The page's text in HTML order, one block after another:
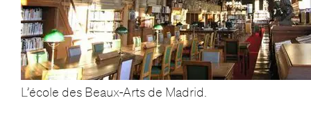
L’école des Beaux-Arts de Madrid.